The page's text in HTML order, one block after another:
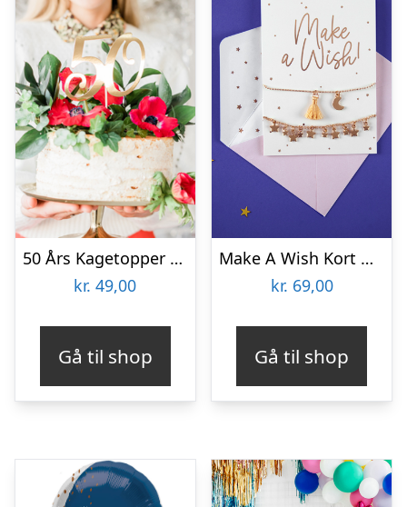
50 Års Kagetopper Guld
kr. 49,00
Gå til shop
Make A Wish Kort Med Armbånd
kr. 69,00
Gå til shop